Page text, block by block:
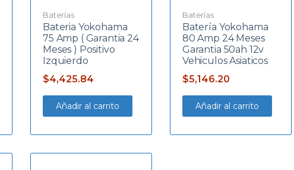
Baterías
Bateria Yokohama
75 Amp ( Garantia 24
Meses ) Positivo
Izquierdo
$4,425.84
Añadir al carrito
Baterías
Batería Yokohama
80 Amp 24 Meses
Garantia 50ah 12v
Vehiculos Asiaticos
$5,146.20
Añadir al carrito